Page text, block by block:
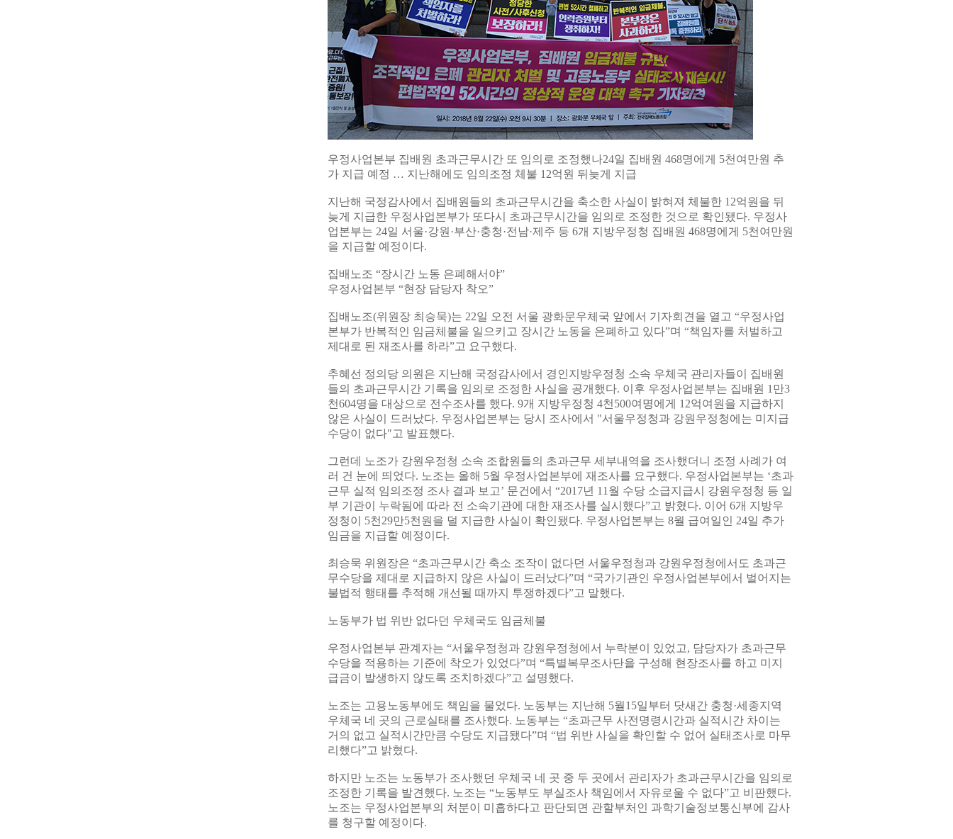
우정사업본부 집배원 초과근무시간 또 임의로 조정했나24일 집배원 468명에게 5천여만원 추
가 지급 예정 … 지난해에도 임의조정 체불 12억원 뒤늦게 지급
지난해 국정감사에서 집배원들의 초과근무시간을 축소한 사실이 밝혀져 체불한 12억원을 뒤
늦게 지급한 우정사업본부가 또다시 초과근무시간을 임의로 조정한 것으로 확인됐다. 우정사
업본부는 24일 서울·강원·부산·충청·전남·제주 등 6개 지방우정청 집배원 468명에게 5천여만원
을 지급할 예정이다.
집배노조 “장시간 노동 은폐해서야”
우정사업본부 “현장 담당자 착오”
집배노조(위원장 최승묵)는 22일 오전 서울 광화문우체국 앞에서 기자회견을 열고 “우정사업
본부가 반복적인 임금체불을 일으키고 장시간 노동을 은폐하고 있다”며 “책임자를 처벌하고
제대로 된 재조사를 하라”고 요구했다.
추혜선 정의당 의원은 지난해 국정감사에서 경인지방우정청 소속 우체국 관리자들이 집배원
들의 초과근무시간 기록을 임의로 조정한 사실을 공개했다. 이후 우정사업본부는 집배원 1만3
천604명을 대상으로 전수조사를 했다. 9개 지방우정청 4천500여명에게 12억여원을 지급하지
않은 사실이 드러났다. 우정사업본부는 당시 조사에서 "서울우정청과 강원우정청에는 미지급
수당이 없다"고 발표했다.
그런데 노조가 강원우정청 소속 조합원들의 초과근무 세부내역을 조사했더니 조정 사례가 여
러 건 눈에 띄었다. 노조는 올해 5월 우정사업본부에 재조사를 요구했다. 우정사업본부는 ‘초과
근무 실적 임의조정 조사 결과 보고’ 문건에서 “2017년 11월 수당 소급지급시 강원우정청 등 일
부 기관이 누락됨에 따라 전 소속기관에 대한 재조사를 실시했다”고 밝혔다. 이어 6개 지방우
정청이 5천29만5천원을 덜 지급한 사실이 확인됐다. 우정사업본부는 8월 급여일인 24일 추가
임금을 지급할 예정이다.
최승묵 위원장은 “초과근무시간 축소 조작이 없다던 서울우정청과 강원우정청에서도 초과근
무수당을 제대로 지급하지 않은 사실이 드러났다”며 “국가기관인 우정사업본부에서 벌어지는
불법적 행태를 추적해 개선될 때까지 투쟁하겠다”고 말했다.
노동부가 법 위반 없다던 우체국도 임금체불
우정사업본부 관계자는 “서울우정청과 강원우정청에서 누락분이 있었고, 담당자가 초과근무
수당을 적용하는 기준에 착오가 있었다”며 “특별복무조사단을 구성해 현장조사를 하고 미지
급금이 발생하지 않도록 조치하겠다”고 설명했다.
노조는 고용노동부에도 책임을 물었다. 노동부는 지난해 5월15일부터 닷새간 충청·세종지역
우체국 네 곳의 근로실태를 조사했다. 노동부는 “초과근무 사전명령시간과 실적시간 차이는
거의 없고 실적시간만큼 수당도 지급됐다”며 “법 위반 사실을 확인할 수 없어 실태조사로 마무
리했다”고 밝혔다.
하지만 노조는 노동부가 조사했던 우체국 네 곳 중 두 곳에서 관리자가 초과근무시간을 임의로
조정한 기록을 발견했다. 노조는 “노동부도 부실조사 책임에서 자유로울 수 없다”고 비판했다.
노조는 우정사업본부의 처분이 미흡하다고 판단되면 관할부처인 과학기술정보통신부에 감사
를 청구할 예정이다.